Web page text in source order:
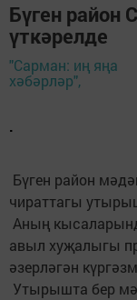
Бүген
үткәрелде
"Сарман: иң яңа
хәбәрләр",
.
Бүген район
чираттагы
Аның
авыл хуҗалыгы
әзерләгән
Утырышта бер